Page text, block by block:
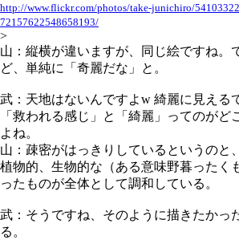
http://www.flickr.com/photos/take-junichiro/
72157622548658193/
>
山：縦横が違いますが、同じ絵ですね。
ど、単純に「奇麗だな」と。
武：天地はないんですよw 綺麗に見える
「救われる感じ」と「綺麗」ってのがど
よね。
山：疎密がはっきりしているというのと
植物的、生物的な（ある意味野暮ったく
ったものが全体として調和している。
武：そうですね、そのように描きたかっ
る。